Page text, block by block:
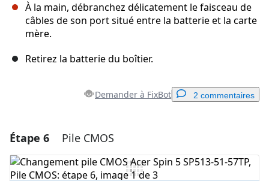
À la main, débranchez délicatement le faisceau de
câbles de son port situé entre la batterie et la carte
mère.
Retirez la batterie du boîtier.
Demander à FixBot 2 commentaires
Ajouter un commentaire
Ajouter un commentaire
Étape 6 Pile CMOS